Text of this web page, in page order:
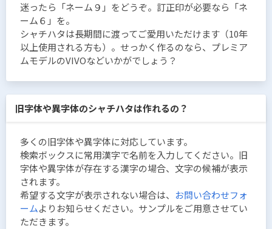
迷ったら「ネーム９」をどうぞ。訂正印が必要なら「ネ
ーム６」を。
シャチハタは長期間に渡ってご愛用いただけます（10年
以上使用される方も）。せっかく作るのなら、プレミア
ムモデルのVIVOなどいかがでしょう？
旧字体や異字体のシャチハタは作れるの？
多くの旧字体や異字体に対応しています。
検索ボックスに常用漢字で名前を入力してください。旧
字体や異字体が存在する漢字の場合、文字の候補が表示
されます。
希望する文字が表示されない場合は、 お問い合わせフォ
ームよりお知らせください。サンプルをご用意させてい
ただきます。